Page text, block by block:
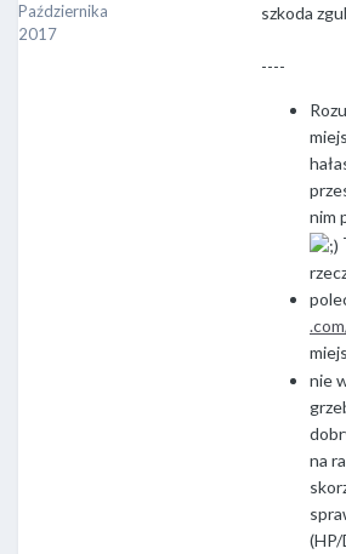
Października
2017
szkoda
----
nim
nie
na
(HP/